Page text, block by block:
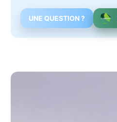
UNE QUESTION ?